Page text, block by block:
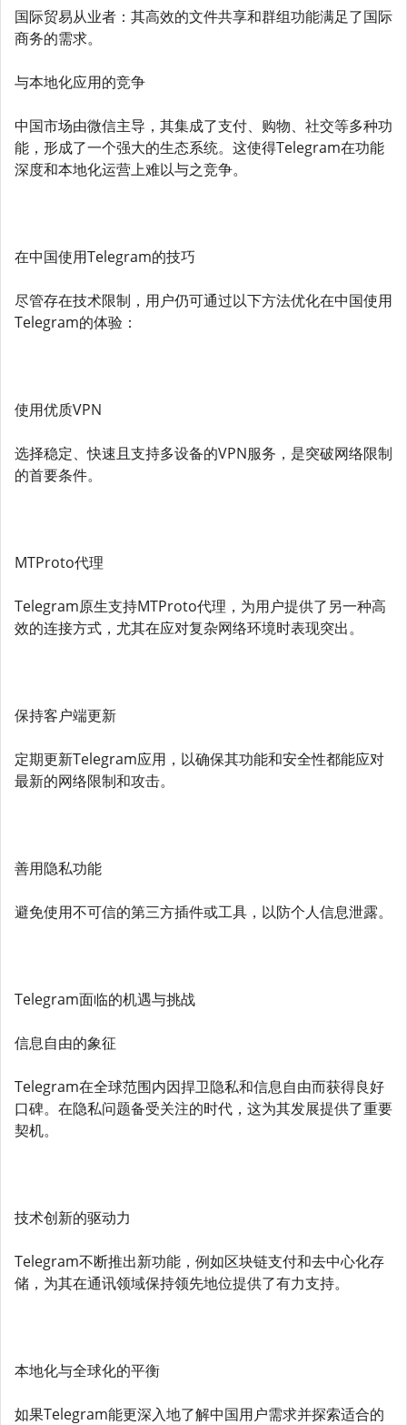
国际贸易从业者：其高效的文件共享和群组功能满足了国际
商务的需求。
与本地化应用的竞争
中国市场由微信主导，其集成了支付、购物、社交等多种功
能，形成了一个强大的生态系统。这使得Telegram在功能
深度和本地化运营上难以与之竞争。
在中国使用Telegram的技巧
尽管存在技术限制，用户仍可通过以下方法优化在中国使用
Telegram的体验：
使用优质VPN
选择稳定、快速且支持多设备的VPN服务，是突破网络限制
的首要条件。
MTProto代理
Telegram原生支持MTProto代理，为用户提供了另一种高
效的连接方式，尤其在应对复杂网络环境时表现突出。
保持客户端更新
定期更新Telegram应用，以确保其功能和安全性都能应对
最新的网络限制和攻击。
善用隐私功能
避免使用不可信的第三方插件或工具，以防个人信息泄露。
Telegram面临的机遇与挑战
信息自由的象征
Telegram在全球范围内因捍卫隐私和信息自由而获得良好
口碑。在隐私问题备受关注的时代，这为其发展提供了重要
契机。
技术创新的驱动力
Telegram不断推出新功能，例如区块链支付和去中心化存
储，为其在通讯领域保持领先地位提供了有力支持。
本地化与全球化的平衡
如果Telegram能更深入地了解中国用户需求并探索适合的